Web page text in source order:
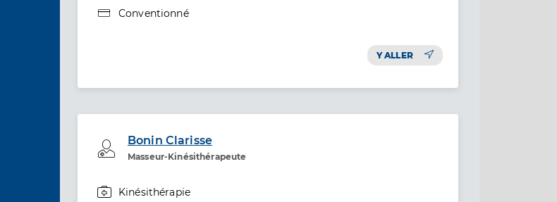
Type de convention
Conventionné
Y ALLER
Bonin Clarisse
Masseur-Kinésithérapeute
Professionel de santé
Kinésithérapie